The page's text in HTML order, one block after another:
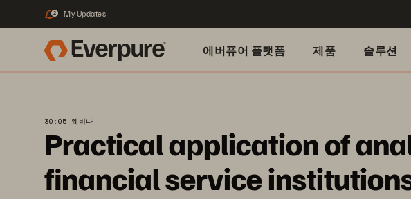
2 My Updates
에버퓨어 플랫폼 제품 솔루션
30:05 웨비나
Practical application of
financial service